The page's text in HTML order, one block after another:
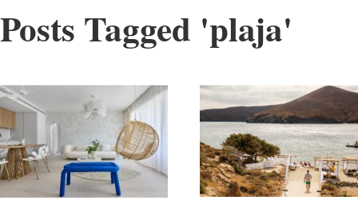
Posts Tagged 'plaja'